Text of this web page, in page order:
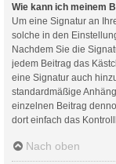
Wie kann ich meinem
Um eine Signatur an
solche in den
Nachdem Sie die
jedem Beitrag das
eine Signatur auch
standardmäßige
einzelnen Beitrag
dort einfach das
Nach oben